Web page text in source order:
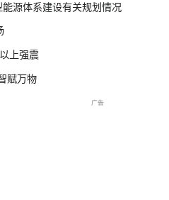
能源体系建设有关规划情况
上强震
赋万物